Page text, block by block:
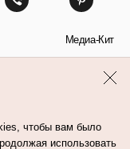
Медиа-Кит
чтобы вам было
использовать